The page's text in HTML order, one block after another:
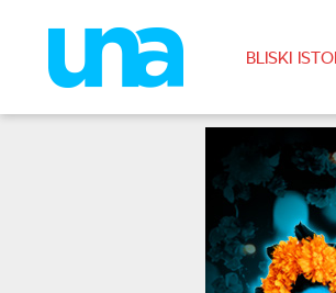
BLISKI